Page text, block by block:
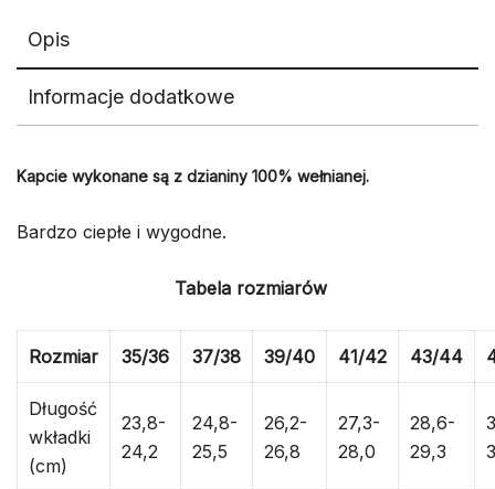
Opis
Informacje dodatkowe
Kapcie wykonane są z dzianiny 100% wełnianej.
Bardzo ciepłe i wygodne.
Tabela rozmiarów
Rozmiar 35/36 37/38 39/40 41/42 43/44
Długość
wkładki
(cm)
23,8-
24,2
24,8-
25,5
26,2-
26,8
27,3-
28,0
28,6-
29,3